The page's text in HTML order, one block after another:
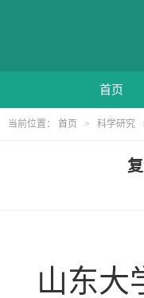
首页
当前位置： 首页 > 科学研究
山东大